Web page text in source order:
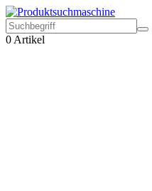
0 Artikel